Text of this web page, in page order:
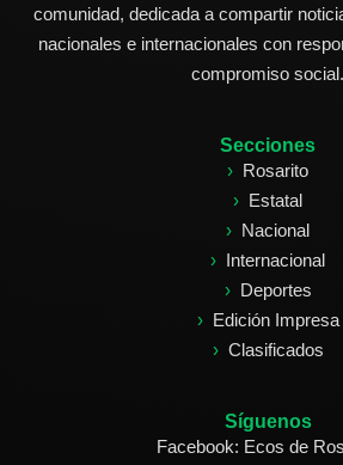
comunidad, dedicada a compartir
nacionales e internacionales con
compromiso social.
Secciones
Rosarito
Estatal
Nacional
Internacional
Deportes
Edición Impresa
Clasificados
Síguenos
Facebook: Ecos de